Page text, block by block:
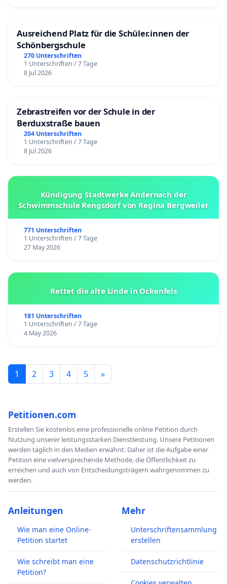
Ausreichend Platz für die Schüler.innen der
Schönbergschule
270 Unterschriften
1 Unterschriften / 7 Tage
8 Jul 2026
Zebrastreifen vor der Schule in der
Berduxstraße bauen
204 Unterschriften
1 Unterschriften / 7 Tage
8 Jul 2026
Kündigung Stadtwerke Andernach der
Schwimmschule Rengsdorf von Regina Bergweiler
771 Unterschriften
1 Unterschriften / 7 Tage
27 May 2026
Rettet die alte Linde in Ockenfels
181 Unterschriften
1 Unterschriften / 7 Tage
4 May 2026
1 2 3 4 5 »
Petitionen.com
Erstellen Sie kostenlos eine professionelle online Petition durch
Nutzung unserer leistungsstarken Dienstleistung. Unsere Petitionen
werden täglich in den Medien erwähnt. Daher ist die Aufgabe einer
Petition eine vielversprechende Methode, die Öffentlichkeit zu
erreichen und auch von Entscheidungsträgern wahrgenommen zu
werden.
Anleitungen
Wie man eine Online-
Petition startet
Wie schreibt man eine
Petition?
Mehr
Unterschriftensammlung
erstellen
Datenschutzrichtlinie